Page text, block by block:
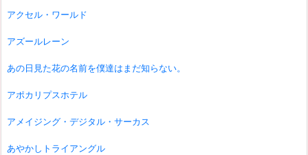
アクセル・ワールド
アズールレーン
あの日見た花の名前を僕達はまだ知らない。
アポカリプスホテル
アメイジング・デジタル・サーカス
あやかしトライアングル